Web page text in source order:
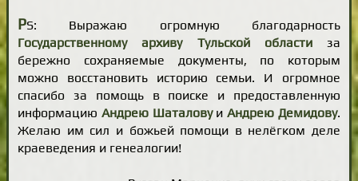
PS: Выражаю огромную благодарность
Государственному архиву Тульской областиза
бережно сохраняемые документы, по которым
можно восстановить историю семьи. И огромное
спасибо за помощь в поиске и предоставленную
информацию Андрею ШаталовуиАндрею Демидову.
Желаю им сил и божьей помощи в нелёгком деле
краеведения и генеалогии!